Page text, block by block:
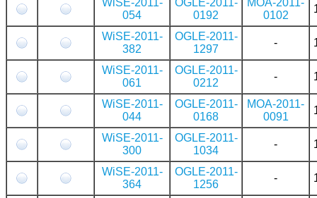
054
0192
0102
WiSE-2011-
382
OGLE-2011-
1297
-
WiSE-2011-
061
OGLE-2011-
0212
-
WiSE-2011-
044
OGLE-2011-
0168
MOA-2011-
0091
WiSE-2011-
300
OGLE-2011-
1034
-
WiSE-2011-
364
OGLE-2011-
1256
-